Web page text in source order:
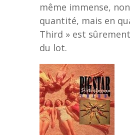
même immense,
quantité, mais en
Third » est
du lot.